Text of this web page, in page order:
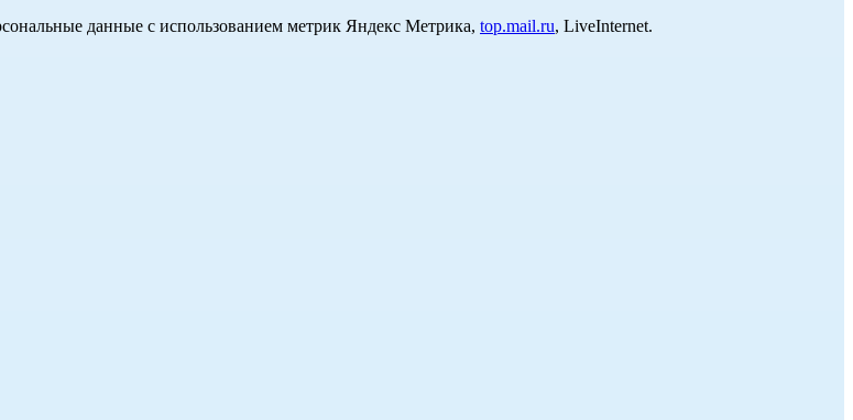
данные с использованием метрик Яндекс Метрика, top.mail.ru, LiveInternet.